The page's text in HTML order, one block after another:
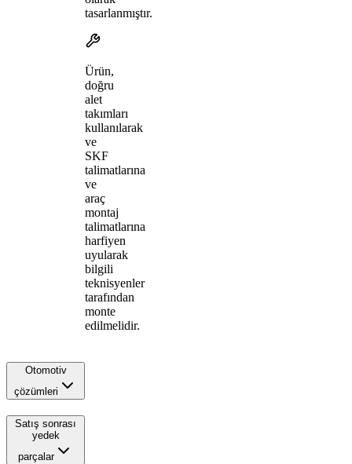
tasarlanmıştır.
Ürün,
doğru
alet
takımları
kullanılarak
ve
SKF
talimatlarına
ve
araç
montaj
talimatlarına
harfiyen
uyularak
bilgili
teknisyenler
tarafından
monte
edilmelidir.
Otomotiv
çözümleri
Satış sonrası
yedek
parçalar